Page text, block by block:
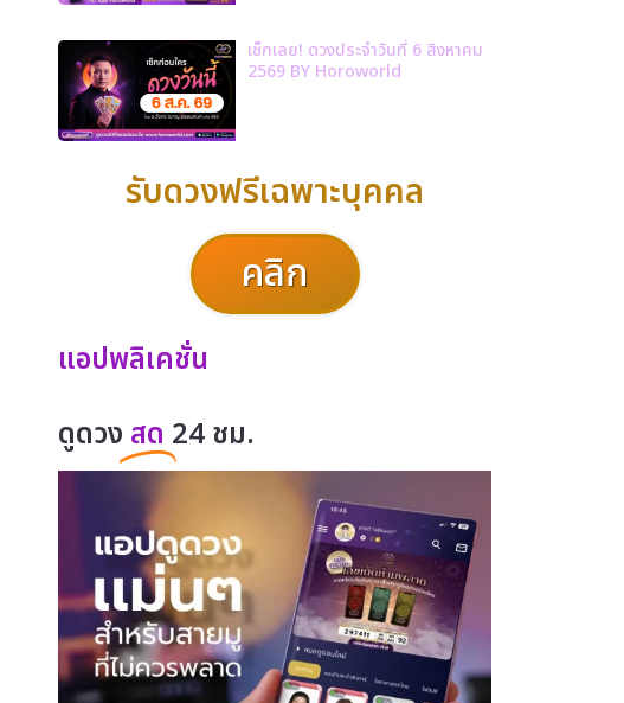
เช็กเลย! ดวงประจำวันที่ 6 สิงหาคม
2569 BY Horoworld
รับดวงฟรีเฉพาะบุคคล
คลิก
แอปพลิเคชั่น
ดูดวง สด 24 ชม.